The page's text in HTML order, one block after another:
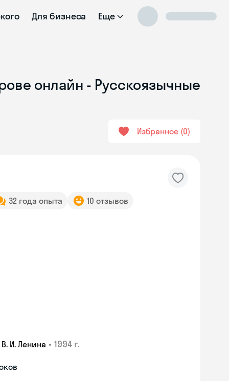
Для бизнеса Еще
онлайн - Русскоязычные
Избранное 0
32 года опыта 10 отзывов
И. Ленина • 1994 г.